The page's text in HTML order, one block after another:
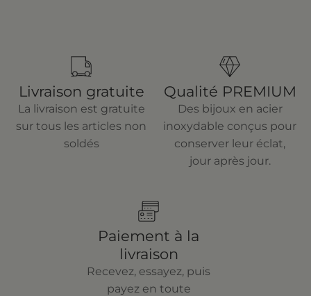
Livraison gratuite
La livraison est gratuite
sur tous les articles non
soldés
Qualité PREMIUM
Des bijoux en acier
inoxydable conçus pour
conserver leur éclat,
jour après jour.
Paiement à la
livraison
Recevez, essayez, puis
payez en toute